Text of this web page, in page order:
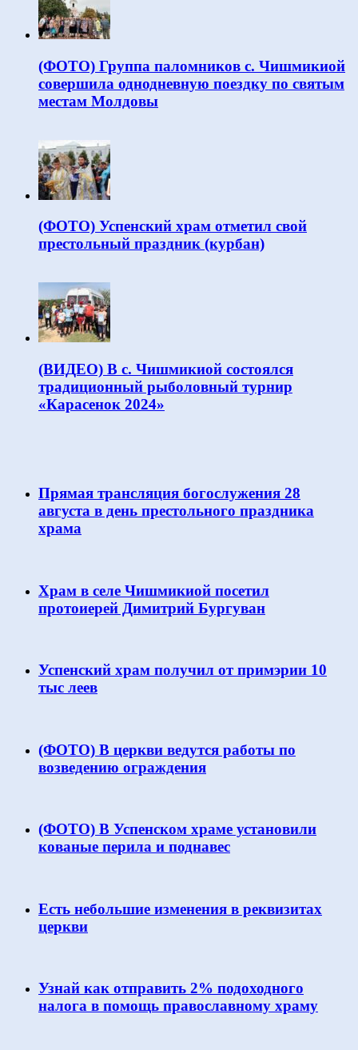
(ФОТО) Группа паломников с. Чишмикиой
совершила однодневную поездку по святым
местам Молдовы
(ФОТО) Успенский храм отметил свой
престольный праздник (курбан)
(ВИДЕО) В с. Чишмикиой состоялся
традиционный рыболовный турнир
«Карасенок 2024»
Прямая трансляция богослужения 28
августа в день престольного праздника
храма
Храм в селе Чишмикиой посетил
протоиерей Димитрий Бургуван
Успенский храм получил от примэрии 10
тыс леев
(ФОТО) В церкви ведутся работы по
возведению ограждения
(ФОТО) В Успенском храме установили
кованые перила и поднавес
Есть небольшие изменения в реквизитах
церкви
Узнай как отправить 2% подоходного
налога в помощь православному храму